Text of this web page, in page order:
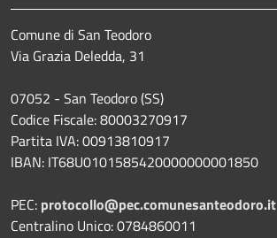
Comune di San Teodoro
Via Grazia Deledda, 31
07052 - San Teodoro (SS)
Codice Fiscale: 80003270917
Partita IVA: 00913810917
IBAN: IT68U0101585420000000001850
PEC: protocollo@pec.comunesanteodoro.it
Centralino Unico: 0784860011